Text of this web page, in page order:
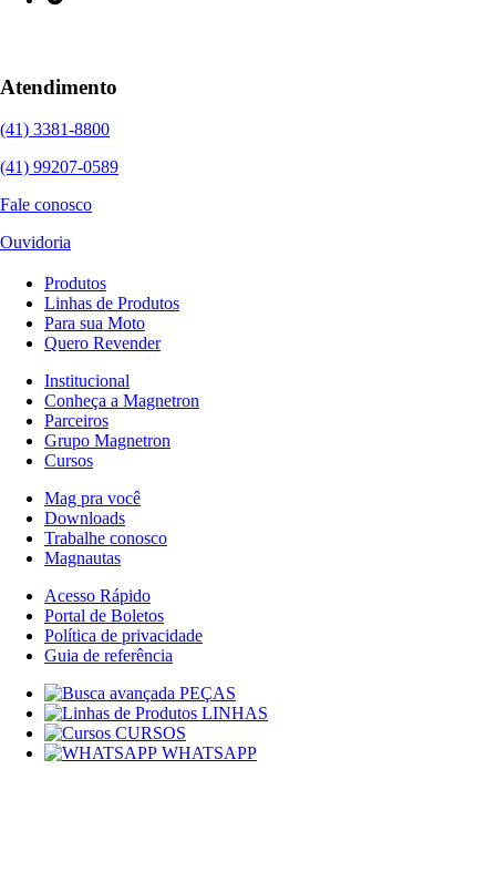
Atendimento
(41) 3381-8800
(41) 99207-0589
Fale conosco
Ouvidoria
Produtos
Linhas de Produtos
Para sua Moto
Quero Revender
Institucional
Conheça a Magnetron
Parceiros
Grupo Magnetron
Cursos
Mag pra você
Downloads
Trabalhe conosco
Magnautas
Acesso Rápido
Portal de Boletos
Política de privacidade
Guia de referência
PEÇAS
LINHAS
CURSOS
WHATSAPP